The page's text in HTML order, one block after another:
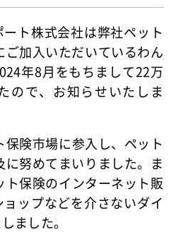
ト株式会社は弊社ペット
ご加入いただいているわん
年8月をもちまして22万
ので、お知らせいたしま
険市場に参入し、ペット
努めてまいりました。ま
保険のインターネット販
ップなどを介さないダイ
ました。